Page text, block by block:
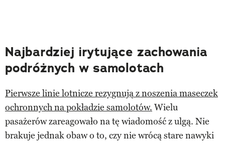
Najbardziej irytujące zachowania
podróżnych w samolotach
Pierwsze linie lotnicze rezygnują z noszenia maseczek
ochronnych na pokładzie samolotów. Wielu
pasażerów zareagowało na tę wiadomość z ulgą. Nie
brakuje jednak obaw o to, czy nie wrócą stare nawyki